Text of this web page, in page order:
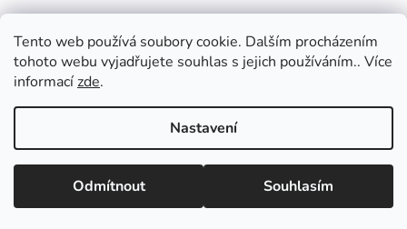
Tento web používá soubory cookie. Dalším procházením
tohoto webu vyjadřujete souhlas s jejich používáním.. Více
informacízde.
Nastavení
Odmítnout Souhlasím